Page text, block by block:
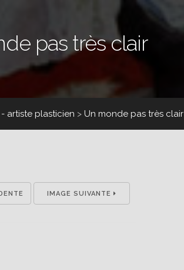
pas très clair
artiste plasticien > Un monde pas très clair
IMAGE SUIVANTE